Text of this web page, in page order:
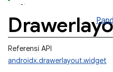
Referensi API
androidx.drawerlayout.widget